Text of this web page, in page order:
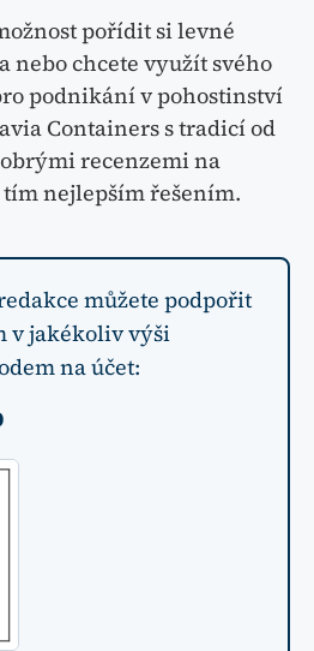
pořídit si levné
nebo chcete využít svého
podnikání v pohostinství
Containers s tradicí od
recenzemi na
nejlepším řešením.
můžete podpořit
v jakékoliv výši
na účet: